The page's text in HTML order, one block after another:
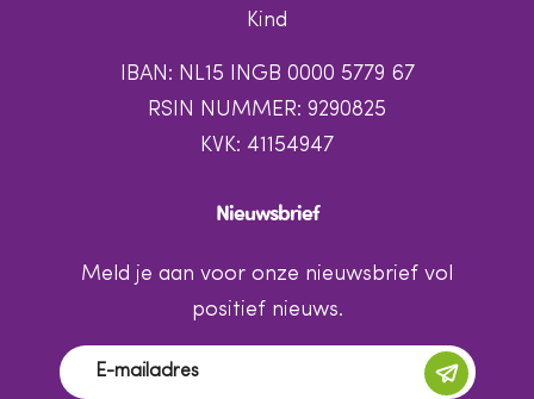
Kind
IBAN: NL15 INGB 0000 5779 67
RSIN NUMMER: 9290825
KVK: 41154947
Nieuwsbrief
Meld je aan voor onze nieuwsbrief vol
positief nieuws.